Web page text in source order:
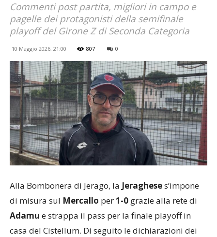
Commenti post partita, migliori in campo e
pagelle dei protagonisti della semifinale
playoff del Girone Z di Seconda Categoria
10 Maggio 2026, 21:00 807 0
Alla Bombonera di Jerago, la Jeragheses’impone
di misura sul Mercallo per1-0 grazie alla rete di
Adamu e strappa il pass per la finale playoff in
casa del Cistellum. Di seguito le dichiarazioni dei